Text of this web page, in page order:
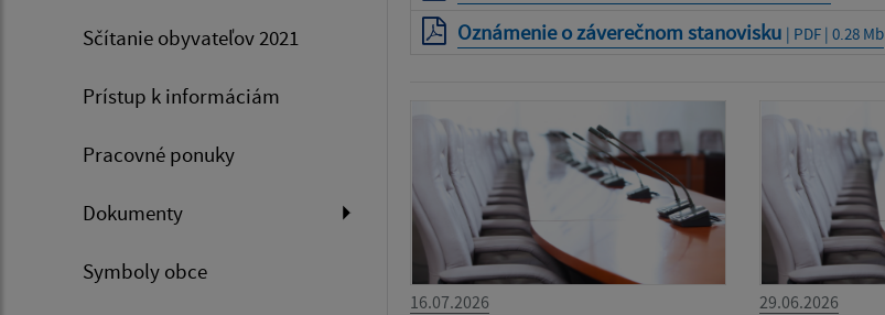
Sčítanie obyvateľov 2021
Prístup k informáciám
Pracovné ponuky
Dokumenty
Symboly obce
Oznámenie o záverečnom stanovisku | PDF | 0.28 Mb
16.07.2026 29.06.2026